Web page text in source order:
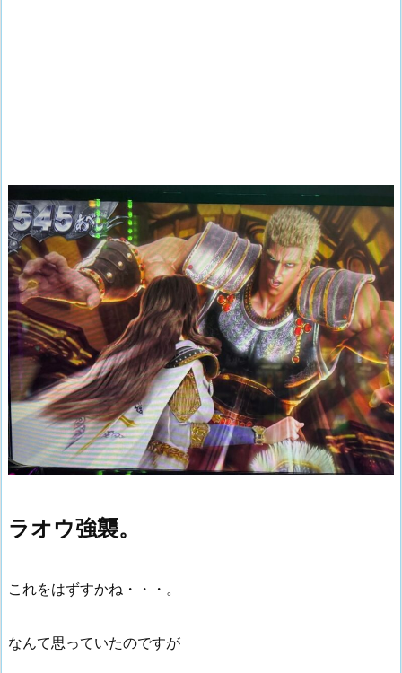
ラオウ強襲。
これをはずすかね・・・。
なんて思っていたのですが